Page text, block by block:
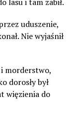
uduszenie,
Nie wyjaśnił
i morderstwo,
dorosły był
więzienia do